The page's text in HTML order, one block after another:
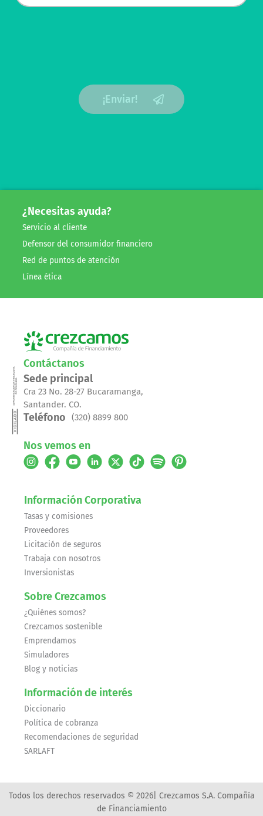
¡Enviar!
¿Necesitas ayuda?
Servicio al cliente
Defensor del consumidor financiero
Red de puntos de atención
Línea ética
Contáctanos
Sede principal
Cra 23 No. 28-27 Bucaramanga,
Santander. CO.
Teléfono (320) 8899 800
Nos vemos en
Información Corporativa
Tasas y comisiones
Proveedores
Licitación de seguros
Trabaja con nosotros
Inversionistas
Sobre Crezcamos
¿Quiénes somos?
Crezcamos sostenible
Emprendamos
Simuladores
Blog y noticias
Información de interés
Diccionario
Política de cobranza
Recomendaciones de seguridad
SARLAFT
Todos los derechos reservados © 2026| Crezcamos S.A. Compañía
de Financiamiento